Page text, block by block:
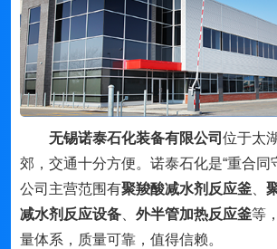
无锡诺泰石化装备有限公司 位于太
郊，交通十分方便。诺泰石化是“重合同
公司主营范围有聚羧酸减水剂反应釜、
减水剂反应设备、 外半管加热反应釜等
量体系，质量可靠，值得信赖。